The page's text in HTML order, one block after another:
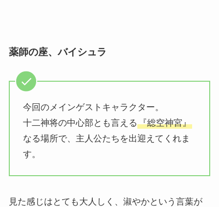
薬師の座、バイシュラ
今回のメインゲストキャラクター。
十二神将の中心部とも言える『総空神宮』
なる場所で、主人公たちを出迎えてくれま
す。
見た感じはとても大人しく、淑やかという言葉が